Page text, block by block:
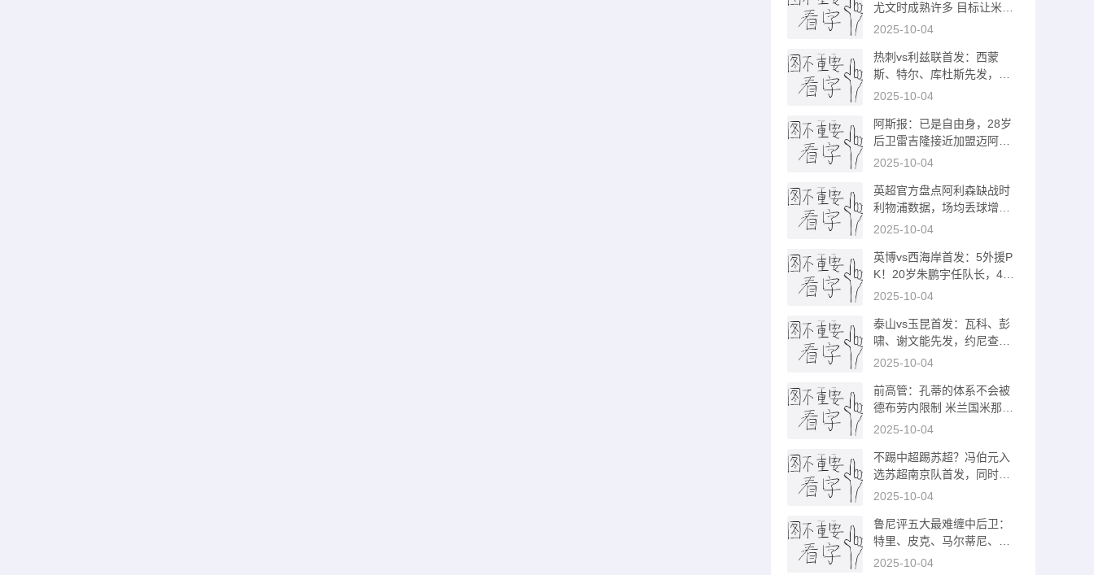
尤文时成熟许多 目标让米兰
重回欧冠
2025-10-04
热刺vs利兹联首发：西蒙
斯、特尔、库杜斯先发，帕
利尼亚出战
2025-10-04
阿斯报：已是自由身，28岁
后卫雷吉隆接近加盟迈阿密
国际
2025-10-04
英超官方盘点阿利森缺战时
利物浦数据，场均丢球增加
0.4球
2025-10-04
英博vs西海岸首发：5外援P
K！20岁朱鹏宇任队长，42
岁隋维杰先发
2025-10-04
泰山vs玉昆首发：瓦科、彭
啸、谢文能先发，约尼查、
侯永永出战
2025-10-04
前高管：孔蒂的体系不会被
德布劳内限制 米兰国米那不
勒斯将争冠
2025-10-04
不踢中超踢苏超？冯伯元入
选苏超南京队首发，同时段
海牛保级大战
2025-10-04
鲁尼评五大最难缠中后卫：
特里、皮克、马尔蒂尼、卡
瓦略、内斯塔
2025-10-04